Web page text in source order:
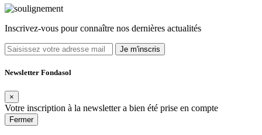
Inscrivez-vous pour connaître nos dernières actualités
Je m'inscris
Newsletter Fondasol
×
Votre inscription à la newsletter a bien été prise en compte
Fermer